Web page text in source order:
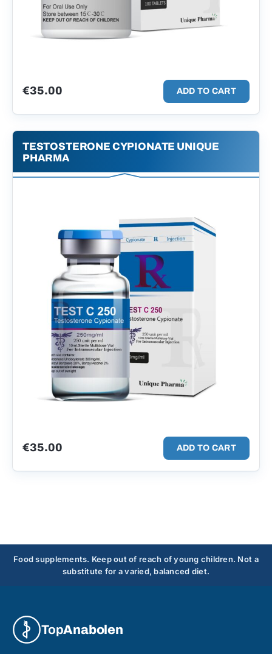
€35.00 ADD TO CART
TESTOSTERONE CYPIONATE UNIQUE
PHARMA
€35.00 ADD TO CART
Food supplements. Keep out of reach of young children. Not a
substitute for a varied, balanced diet.
TopAnabolen